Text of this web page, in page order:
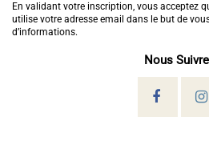
En validant votre inscription, vous acceptez
utilise votre adresse email dans le but de
d’informations.
Nous